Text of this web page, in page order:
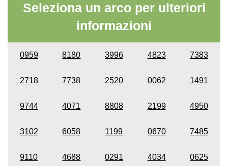
Seleziona un arco per ulteriori
informazioni
0959 8180 3996 4823 7383
2718 7738 2520 0062 1491
9744 4071 8808 2199 4950
3102 6058 1199 0670 7485
9110 4688 0291 4034 0625